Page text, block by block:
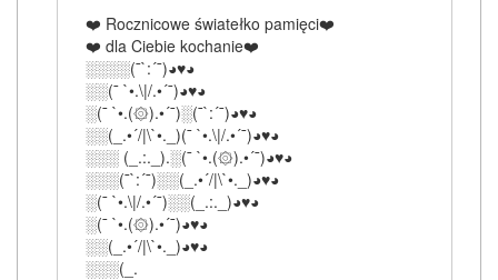
❤️ Rocznicowe światełko pamięci❤️
❤️ dla Ciebie kochanie❤️
░░░░(¯`:´¯)◕♥◕
░░(¯ `•.\|/.•´¯)◕♥◕
░(¯ `•.(۞).•´¯)░(¯`:´¯)◕♥◕
░░(_.•´/|\`•._)(¯ `•.\|/.•´¯)◕♥◕
░░░ (_.:._).░(¯ `•.(۞).•´¯)◕♥◕
░░░(¯`:´¯)░░(_.•´/|\`•._)◕♥◕
░(¯ `•.\|/.•´¯)░░(_.:._)◕♥◕
░(¯ `•.(۞).•´¯)◕♥◕
░░(_.•´/|\`•._)◕♥◕
░░░(_.